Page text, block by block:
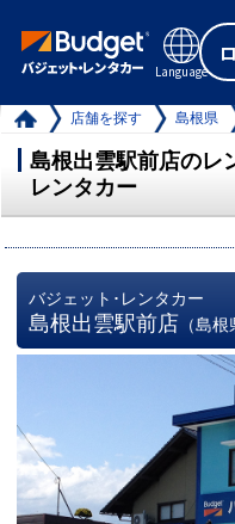
Language
店舗を探す 島根県
島根出雲駅前店のレ
レンタカー
バジェット･レンタカー
島根出雲駅前店 （島